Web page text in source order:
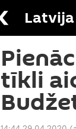
Latvija
tīkli